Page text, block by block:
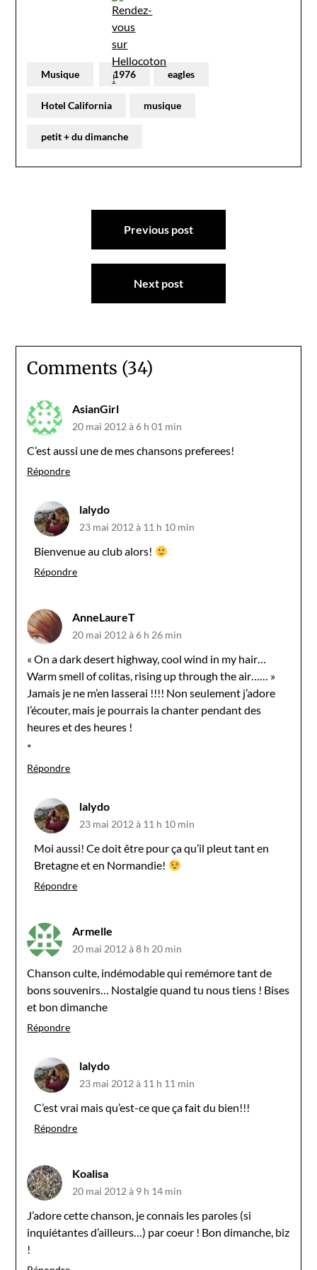
Musique 1976 eagles
Hotel California musique
petit + du dimanche
Navigation
Previous post
Next post
Comments (34)
AsianGirl
20 mai 2012 à 6 h 01 min
C’est aussi une de mes chansons preferees!
Répondre
lalydo
23 mai 2012 à 11 h 10 min
Bienvenue au club alors!
Répondre
AnneLaureT
20 mai 2012 à 6 h 26 min
« On a dark desert highway, cool wind in my hair…
Warm smell of colitas, rising up through the air…… »
Jamais je ne m’en lasserai !!!! Non seulement j’adore
l’écouter, mais je pourrais la chanter pendant des
heures et des heures !
*
Répondre
lalydo
23 mai 2012 à 11 h 10 min
Moi aussi! Ce doit être pour ça qu’il pleut tant en
Bretagne et en Normandie!
Répondre
Armelle
20 mai 2012 à 8 h 20 min
Chanson culte, indémodable qui remémore tant de
bons souvenirs… Nostalgie quand tu nous tiens ! Bises
et bon dimanche
Répondre
lalydo
23 mai 2012 à 11 h 11 min
C’est vrai mais qu’est-ce que ça fait du bien!!!
Répondre
Koalisa
20 mai 2012 à 9 h 14 min
J’adore cette chanson, je connais les paroles (si
inquiétantes d’ailleurs…) par coeur ! Bon dimanche, biz
!